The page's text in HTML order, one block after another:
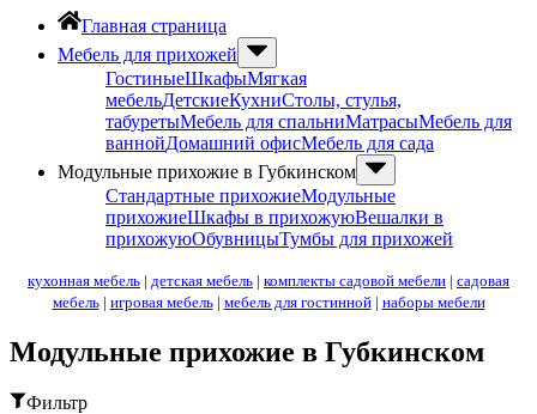
Главная страница
Мебель для прихожей
ГостиныеШкафыМягкая
мебельДетскиеКухниСтолы, стулья,
табуретыМебель для спальниМатрасыМебель для
ваннойДомашний офисМебель для сада
Модульные прихожие в Губкинском
Стандартные прихожиеМодульные
прихожиеШкафы в прихожуюВешалки в
прихожуюОбувницыТумбы для прихожей
кухонная мебель | детская мебель | комплекты садовой мебели | садовая
мебель| игровая мебель| мебель для гостинной| наборы мебели
Модульные прихожие в Губкинском
Фильтр